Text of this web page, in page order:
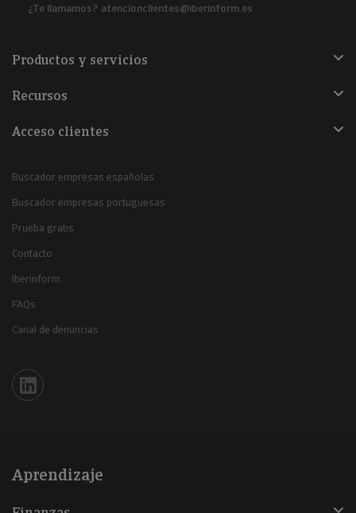
¿Te llamamos? atencionclientes@iberinform.es
Productos y servicios
Recursos
Acceso clientes
Buscador empresas españolas
Buscador empresas portuguesas
Prueba gratis
Contacto
Iberinform
FAQs
Canal de denuncias
Iberinform en Linkedin
Aprendizaje